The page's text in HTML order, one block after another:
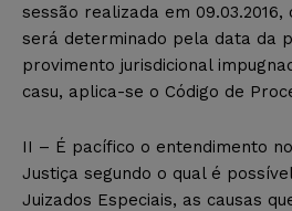
sessão realizada em
será determinado pela data da
provimento jurisdicional
casu, aplica-se o Código de
II – É pacífico o entendimento
Justiça segundo o qual é
Juizados Especiais, as causas